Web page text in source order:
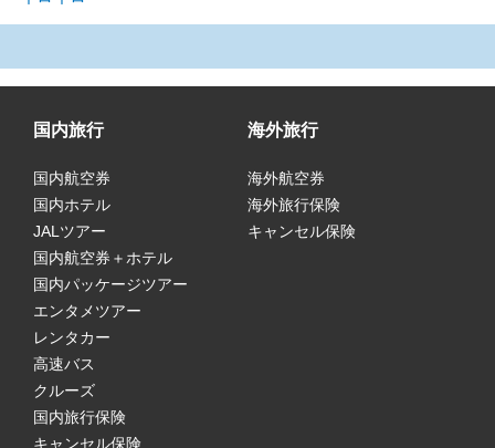
国内旅行
国内航空券
国内ホテル
JALツアー
国内航空券＋ホテル
国内パッケージツアー
エンタメツアー
レンタカー
高速バス
クルーズ
国内旅行保険
キャンセル保険
海外旅行
海外航空券
海外旅行保険
キャンセル保険